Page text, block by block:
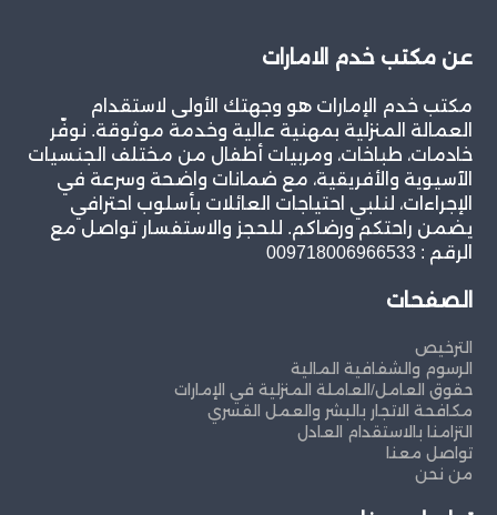
عن مكتب خدم الامارات
مكتب خدم الإمارات هو وجهتك الأولى لاستقدام
العمالة المنزلية بمهنية عالية وخدمة موثوقة. نوفّر
خادمات، طباخات، ومربيات أطفال من مختلف الجنسيات
الآسيوية والأفريقية، مع ضمانات واضحة وسرعة في
الإجراءات، لنلبي احتياجات العائلات بأسلوب احترافي
يضمن راحتكم ورضاكم. للحجز والاستفسار تواصل مع
الرقم : 009718006966533
الصفحات
الترخيص
الرسوم والشفافية المالية
حقوق العامل/العاملة المنزلية في الإمارات
مكافحة الاتجار بالبشر والعمل القسري
التزامنا بالاستقدام العادل
تواصل معنا
من نحن